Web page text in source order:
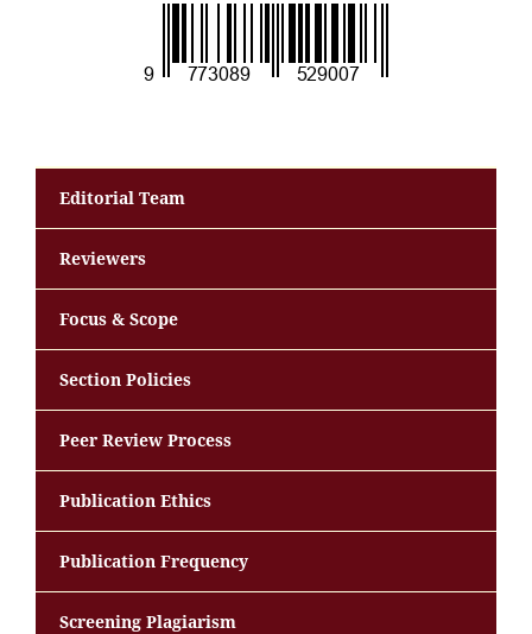
Editorial Team
Reviewers
Focus & Scope
Section Policies
Peer Review Process
Publication Ethics
Publication Frequency
Screening Plagiarism